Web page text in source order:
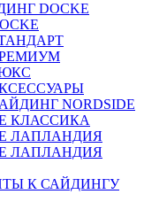
DOCKE
NORDSIDE
КЛАССИКА
ЛАПЛАНДИЯ
ЛАПЛАНДИЯ
К САЙДИНГУ